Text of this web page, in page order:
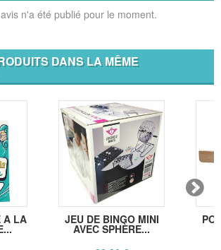
n'a été publié pour le moment.
DANS LA MÊME
A LA JEU DE BINGO MINI
AVEC SPHÈRE...